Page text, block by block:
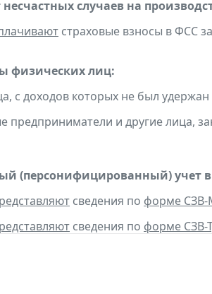
несчастных случаев на
страховые взносы в ФСС
физических лиц:
с доходов которых не был удержан
предприниматели и другие лица,
(персонифицированный) учет в
сведения по форме
сведения по форме СЗВ-